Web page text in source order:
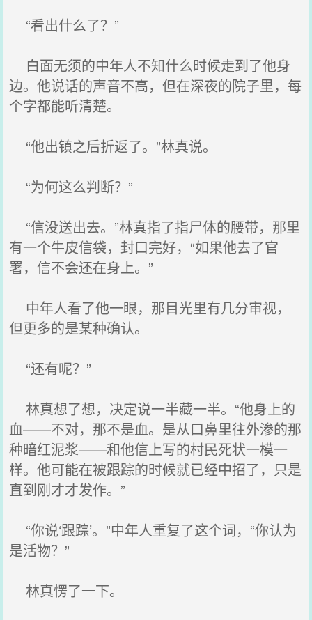
“看出什么了？”
白面无须的中年人不知什么时候走到了他身
边。他说话的声音不高，但在深夜的院子里，每
个字都能听清楚。
“他出镇之后折返了。”林真说。
“为何这么判断？”
“信没送出去。”林真指了指尸体的腰带，那里
有一个牛皮信袋，封口完好，“如果他去了官
署，信不会还在身上。”
中年人看了他一眼，那目光里有几分审视，
但更多的是某种确认。
“还有呢？”
林真想了想，决定说一半藏一半。“他身上的
血——不对，那不是血。是从口鼻里往外渗的那
种暗红泥浆——和他信上写的村民死状一模一
样。他可能在被跟踪的时候就已经中招了，只是
直到刚才才发作。”
“你说‘跟踪’。”中年人重复了这个词，“你认为
是活物？”
林真愣了一下。